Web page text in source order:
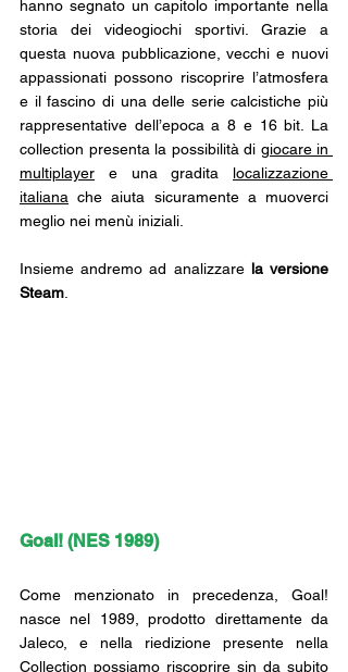
hanno segnato un capitolo importante nella
storia dei videogiochi sportivi. Grazie a
questa nuova pubblicazione, vecchi e nuovi
appassionati possono riscoprire l’atmosfera
e il fascino di una delle serie calcistiche più
rappresentative dell’epoca a 8 e 16 bit. La
collection presenta la possibilità di giocare in
multiplayer e una gradita localizzazione
italiana che aiuta sicuramente a muoverci
meglio nei menù iniziali.
Insieme andremo ad analizzare la versione
Steam
Goal! (NES 1989)
Come menzionato in precedenza, Goal!
nasce nel 1989, prodotto direttamente da
Jaleco, e nella riedizione presente nella
Collection possiamo riscoprire sin da subito